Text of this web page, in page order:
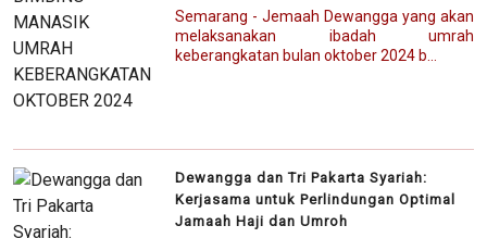
Semarang - Jemaah Dewangga yang akan
melaksanakan ibadah umrah
keberangkatan bulan oktober 2024 b...
Dewangga dan Tri Pakarta Syariah:
Kerjasama untuk Perlindungan Optimal
Jamaah Haji dan Umroh